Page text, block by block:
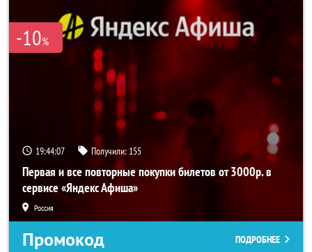
-10%
19:44:07 Получили: 155
Первая и все повторные покупки билетов от 3000р. в
сервисе «Яндекс Афиша»
Россия
Промокод ПОДРОБНЕЕ